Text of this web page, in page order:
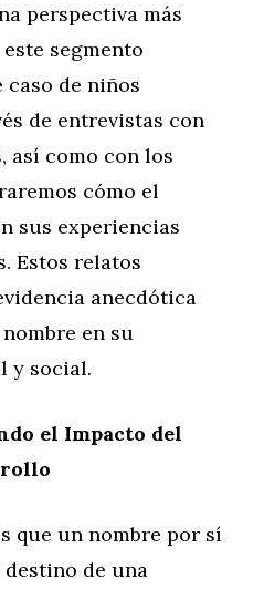
perspectiva más
segmento
de niños
de entrevistas con
así como con los
cómo el
sus experiencias
Estos relatos
anecdótica
en su
y social.
el Impacto del
que un nombre por sí
de una